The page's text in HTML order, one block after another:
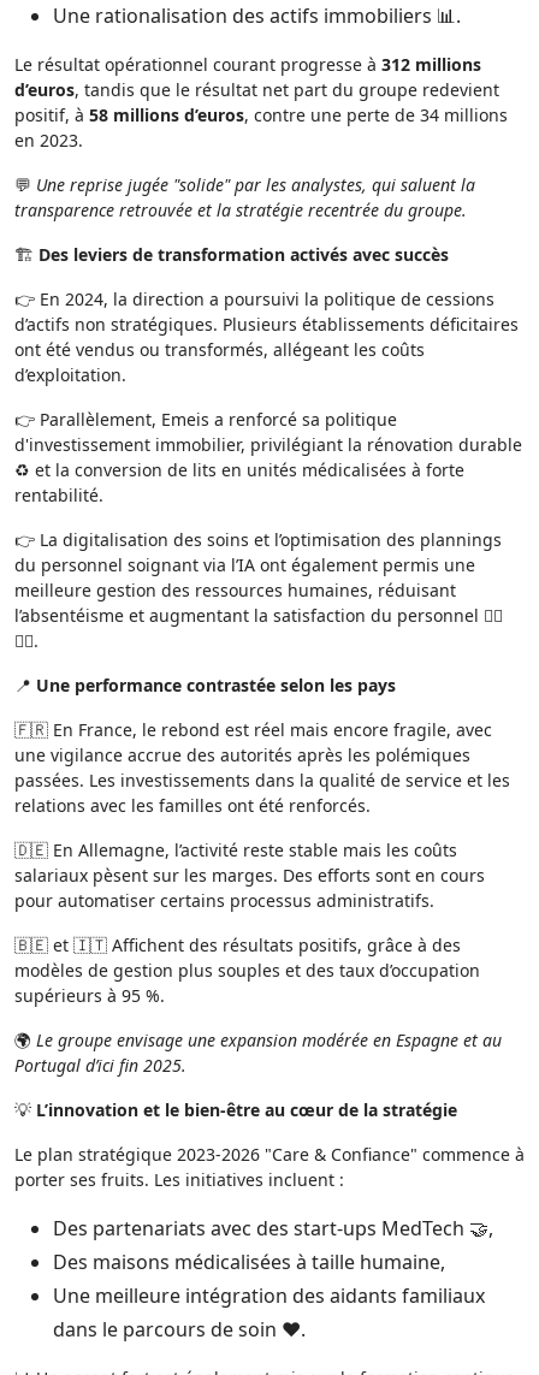
Une rationalisation des actifs immobiliers 📊.
Le résultat opérationnel courant progresse à 312 millions
d’euros, tandis que le résultat net part du groupe redevient
positif, à 58 millions d’euros, contre une perte de 34 millions
en 2023.
💬 Une reprise jugée "solide" par les analystes, qui saluent la
transparence retrouvée et la stratégie recentrée du groupe.
🏗️ Des leviers de transformation activés avec succès
👉 En 2024, la direction a poursuivi la politique de cessions
d’actifs non stratégiques. Plusieurs établissements déficitaires
ont été vendus ou transformés, allégeant les coûts
d’exploitation.
👉 Parallèlement, Emeis a renforcé sa politique
d'investissement immobilier, privilégiant la rénovation durable
♻️ et la conversion de lits en unités médicalisées à forte
rentabilité.
👉 La digitalisation des soins et l’optimisation des plannings
du personnel soignant via l’IA ont également permis une
meilleure gestion des ressources humaines, réduisant
l’absentéisme et augmentant la satisfaction du personnel 👨‍⚕️
👩‍⚕️.
📍 Une performance contrastée selon les pays
🇫🇷 En France, le rebond est réel mais encore fragile, avec
une vigilance accrue des autorités après les polémiques
passées. Les investissements dans la qualité de service et les
relations avec les familles ont été renforcés.
🇩🇪 En Allemagne, l’activité reste stable mais les coûts
salariaux pèsent sur les marges. Des efforts sont en cours
pour automatiser certains processus administratifs.
🇧🇪 et 🇮🇹 Affichent des résultats positifs, grâce à des
modèles de gestion plus souples et des taux d’occupation
supérieurs à 95 %.
🌍 Le groupe envisage une expansion modérée en Espagne et au
Portugal d’ici fin 2025.
💡 L’innovation et le bien-être au cœur de la stratégie
Le plan stratégique 2023-2026 "Care & Confiance" commence à
porter ses fruits. Les initiatives incluent :
Des partenariats avec des start-ups MedTech 🤝,
Des maisons médicalisées à taille humaine,
Une meilleure intégration des aidants familiaux
dans le parcours de soin ❤️.